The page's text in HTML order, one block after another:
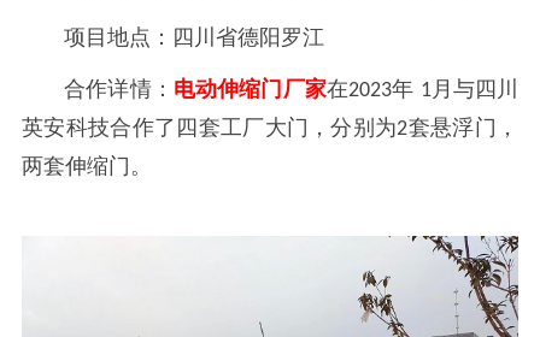
项目地点：四川省德阳罗江
合作详情： 电动伸缩门厂家在2023年 1 月与四川
英安科技合作了四套工厂大门，分别为2套悬浮门，
两套伸缩门。